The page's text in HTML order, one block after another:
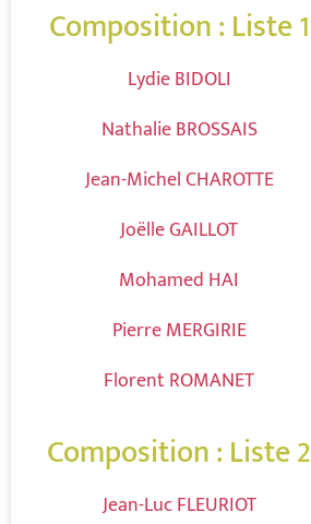
Composition : Liste 1
Lydie BIDOLI
Nathalie BROSSAIS
Jean-Michel CHAROTTE
Joëlle GAILLOT
Mohamed HAI
Pierre MERGIRIE
Florent ROMANET
Composition : Liste 2
Jean-Luc FLEURIOT